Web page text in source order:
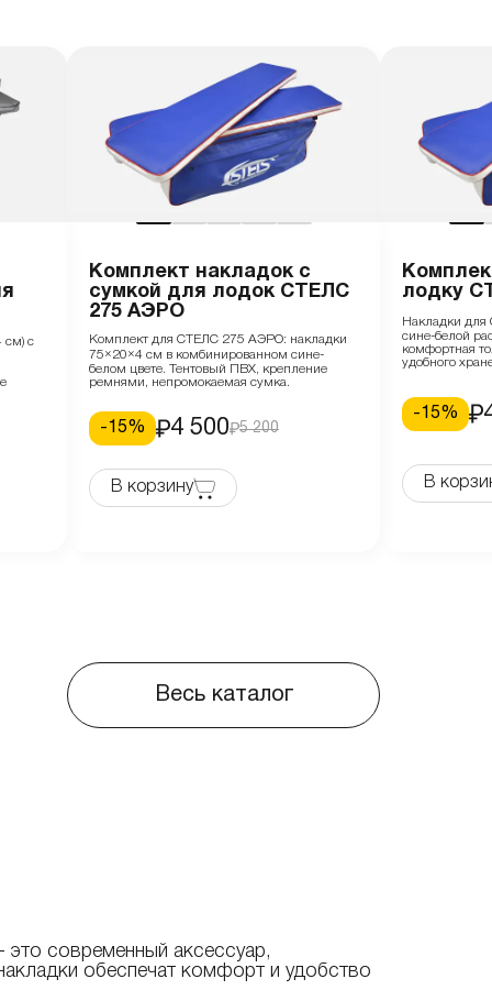
см) с
Комплект накладок с
сумкой для лодок СТЕЛС
275 АЭРО
Комплект для СТЕЛС 275 АЭРО: накладки
75×20×4 см в комбинированном сине-
белом цвете. Тентовый ПВХ, крепление
ремнями, непромокаемая сумка.
- 15% 4 500 5 200
В корзину
лодку
Накладки
сине-белой
комфортная
удобного
-15%
В
Весь каталог
современный аксессуар,
обеспечат комфорт и удобство